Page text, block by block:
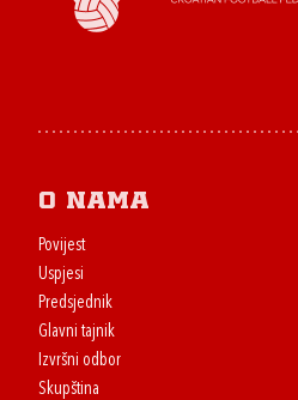
O nama
Povijest
Uspjesi
Predsjednik
Glavni tajnik
Izvršni odbor
Skupština